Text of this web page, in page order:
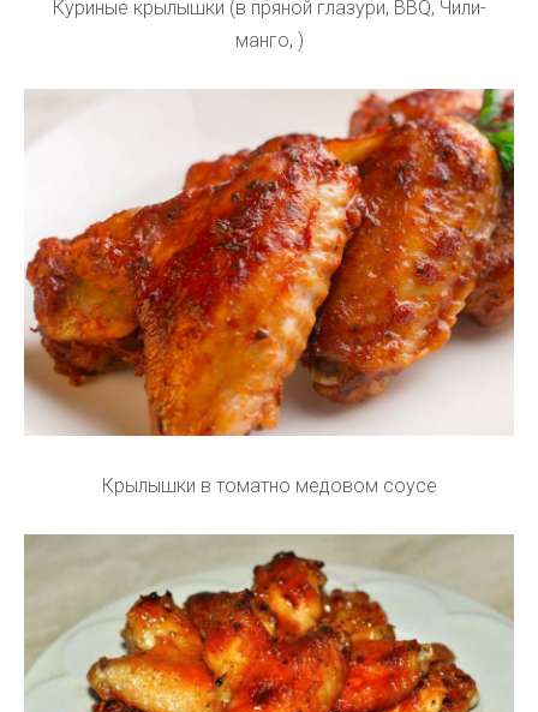
Куриные крылышки (в пряной глазури, BBQ, Чили-
манго, )
Крылышки в томатно медовом соусе